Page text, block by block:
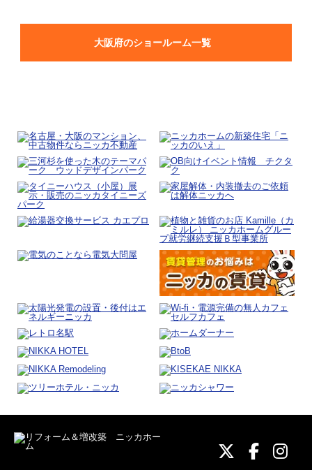
大阪府のショールーム一覧
ニッカ
ニッニ